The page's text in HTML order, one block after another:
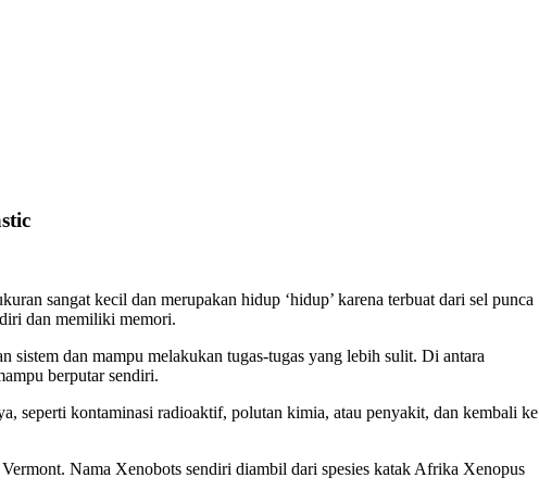
sangat kecil dan merupakan hidup ‘hidup’ karena terbuat dari sel punca
dan memiliki memori.
dan mampu melakukan tugas-tugas yang lebih sulit. Di antara
berputar sendiri.
seperti kontaminasi radioaktif, polutan kimia, atau penyakit, dan kembali ke
Nama Xenobots sendiri diambil dari spesies katak Afrika Xenopus